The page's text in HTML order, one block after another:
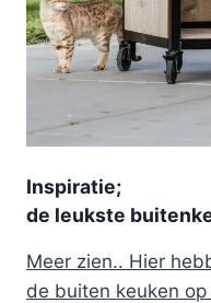
Inspiratie;
de leukste
Meer zien.. Hier
de buiten keuken